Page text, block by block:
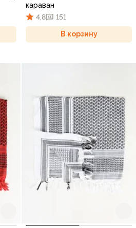
караван
4,8
151
В корзину